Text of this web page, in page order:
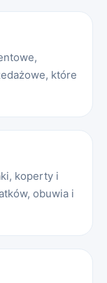
które
koperty i
obuwia i